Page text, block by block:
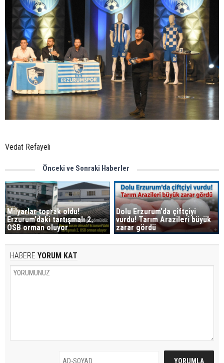
Vedat Refayeli
Önceki ve Sonraki Haberler
Milyarlar toprak oldu!
Erzurum'daki tartışmalı 2.
OSB orman oluyor
Dolu Erzurum'da çiftçiyi
vurdu! Tarım Arazileri büyük
zarar gördü
HABERE YORUM KAT